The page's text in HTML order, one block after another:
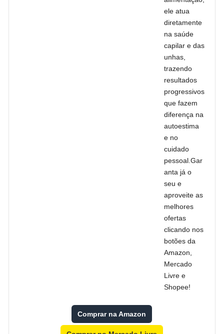
ele atua
diretamente
na saúde
capilar e das
unhas,
trazendo
resultados
progressivos
que fazem
diferença na
autoestima
e no
cuidado
pessoal.Gar
anta já o
seu e
aproveite as
melhores
ofertas
clicando nos
botões da
Amazon,
Mercado
Livre e
Shopee!
Comprar na Amazon